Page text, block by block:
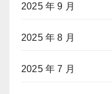
2025 年 9 月
2025 年 8 月
2025 年 7 月